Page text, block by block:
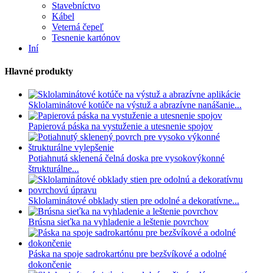
Stavebníctvo
Kábel
Veterná čepeľ
Tesnenie kartónov
Iní
Hlavné produkty
Sklolaminátové kotúče na výstuž a abrazívne nanášanie...
Papierová páska na vystuženie a utesnenie spojov
Potiahnutá sklenená čelná doska pre vysokovýkonné
štrukturálne...
Sklolaminátové obklady stien pre odolné a dekoratívne...
Brúsna sieťka na vyhladenie a leštenie povrchov
Páska na spoje sadrokartónu pre bezšvíkové a odolné
dokončenie